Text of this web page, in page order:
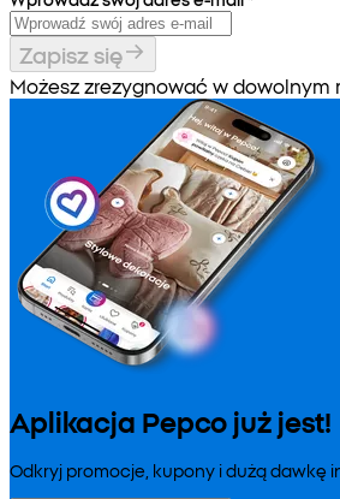
Zapisz się
Możesz zrezygnować w
Aplikacja Pepco już jest!
Odkryj promocje, kupony i dużą dawkę